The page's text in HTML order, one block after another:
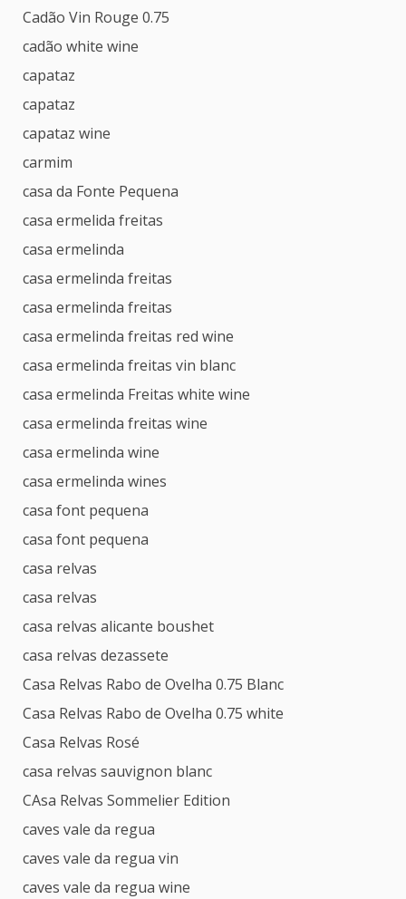
Cadão Vin Rouge 0.75
cadão white wine
capataz
capataz
capataz wine
carmim
casa da Fonte Pequena
casa ermelida freitas
casa ermelinda
casa ermelinda freitas
casa ermelinda freitas
casa ermelinda freitas red wine
casa ermelinda freitas vin blanc
casa ermelinda Freitas white wine
casa ermelinda freitas wine
casa ermelinda wine
casa ermelinda wines
casa font pequena
casa font pequena
casa relvas
casa relvas
casa relvas alicante boushet
casa relvas dezassete
Casa Relvas Rabo de Ovelha 0.75 Blanc
Casa Relvas Rabo de Ovelha 0.75 white
Casa Relvas Rosé
casa relvas sauvignon blanc
CAsa Relvas Sommelier Edition
caves vale da regua
caves vale da regua vin
caves vale da regua wine